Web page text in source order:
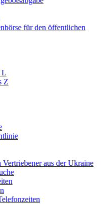
für den öffentlichen
L
Z
aus der Ukraine